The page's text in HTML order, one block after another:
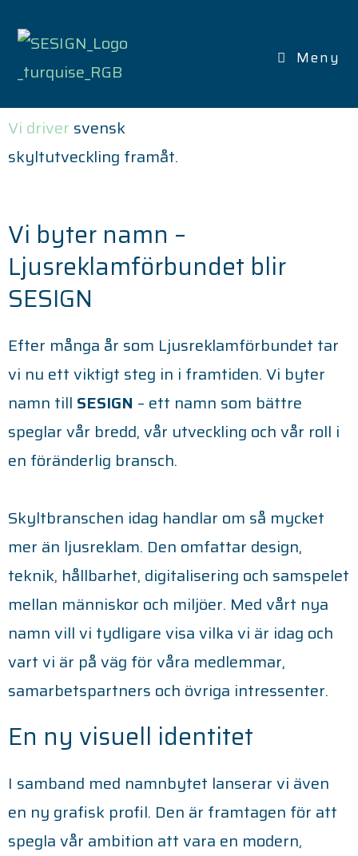
Meny
SVENSKA
SKYLTFÖRBUNDET
Vi driver svensk
skyltutveckling framåt.
Vi byter namn –
Ljusreklamförbundet blir
SESIGN
Efter många år som Ljusreklamförbundet tar
vi nu ett viktigt steg in i framtiden. Vi byter
namn till SESIGN – ett namn som bättre
speglar vår bredd, vår utveckling och vår roll i
en föränderlig bransch.
Skyltbranschen idag handlar om så mycket
mer än ljusreklam. Den omfattar design,
teknik, hållbarhet, digitalisering och samspelet
mellan människor och miljöer. Med vårt nya
namn vill vi tydligare visa vilka vi är idag och
vart vi är på väg för våra medlemmar,
samarbetspartners och övriga intressenter.
En ny visuell identitet
I samband med namnbytet lanserar vi även
en ny grafisk profil. Den är framtagen för att
spegla vår ambition att vara en modern,